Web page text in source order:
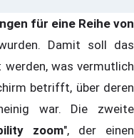
für eine Reihe von
Damit soll das
was vermutlich
betrifft, über deren
war. Die zweite
zoom", der einen